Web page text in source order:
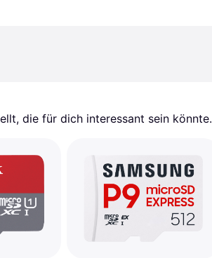
die für dich interessant sein könnte.